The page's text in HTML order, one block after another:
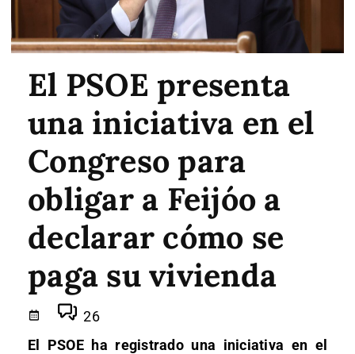
El PSOE presenta
una iniciativa en el
Congreso para
obligar a Feijóo a
declarar cómo se
paga su vivienda
26
El PSOE ha registrado una iniciativa en el